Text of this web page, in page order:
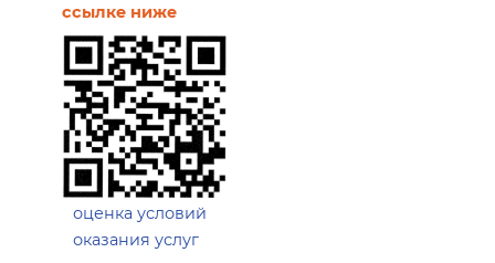
ссылке ниже
оценка условий
оказания услуг